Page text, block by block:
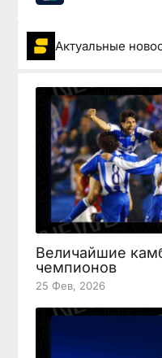
Актуальные
Величайшие
чемпионов
25 Фев, 2026